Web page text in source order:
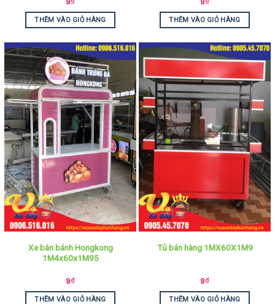
THÊM VÀO GIỎ HÀNG THÊM VÀO GIỎ HÀNG
Xe bán bánh Hongkong
1M4x60x1M95
9₫
THÊM VÀO GIỎ HÀNG
Tủ bán hàng 1MX60X1M9
9₫
THÊM VÀO GIỎ HÀNG